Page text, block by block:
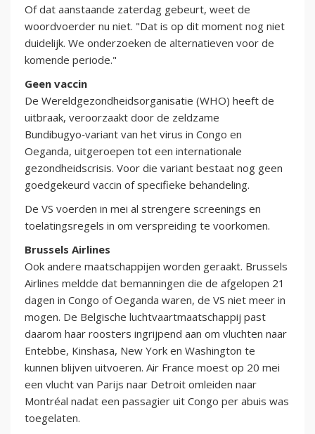
Of dat aanstaande zaterdag gebeurt, weet de
woordvoerder nu niet. "Dat is op dit moment nog niet
duidelijk. We onderzoeken de alternatieven voor de
komende periode."
Geen vaccin
De Wereldgezondheidsorganisatie (WHO) heeft de
uitbraak, veroorzaakt door de zeldzame
Bundibugyo‑variant van het virus in Congo en
Oeganda, uitgeroepen tot een internationale
gezondheidscrisis. Voor die variant bestaat nog geen
goedgekeurd vaccin of specifieke behandeling.
De VS voerden in mei al strengere screenings en
toelatingsregels in om verspreiding te voorkomen.
Brussels Airlines
Ook andere maatschappijen worden geraakt. Brussels
Airlines meldde dat bemanningen die de afgelopen 21
dagen in Congo of Oeganda waren, de VS niet meer in
mogen. De Belgische luchtvaartmaatschappij past
daarom haar roosters ingrijpend aan om vluchten naar
Entebbe, Kinshasa, New York en Washington te
kunnen blijven uitvoeren. Air France moest op 20 mei
een vlucht van Parijs naar Detroit omleiden naar
Montréal nadat een passagier uit Congo per abuis was
toegelaten.